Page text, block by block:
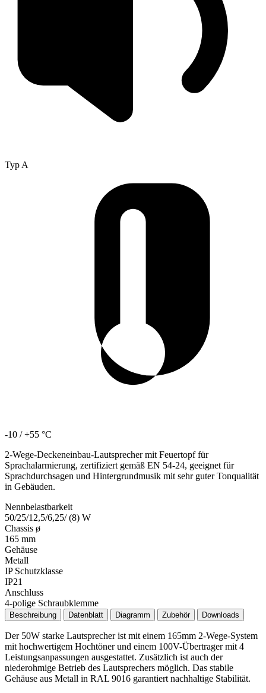
Typ A
-10 / +55 °C
2-Wege-Deckeneinbau-Lautsprecher mit Feuertopf für
Sprachalarmierung, zertifiziert gemäß EN 54-24, geeignet für
Sprachdurchsagen und Hintergrundmusik mit sehr guter Tonqualität
in Gebäuden.
Nennbelastbarkeit
50/25/12,5/6,25/ (8) W
Chassis ø
165 mm
Gehäuse
Metall
IP Schutzklasse
IP21
Anschluss
4-polige Schraubklemme
Beschreibung Datenblatt Diagramm Zubehör Downloads
Der 50W starke Lautsprecher ist mit einem 165mm 2-Wege-System
mit hochwertigem Hochtöner und einem 100V-Übertrager mit 4
Leistungsanpassungen ausgestattet. Zusätzlich ist auch der
niederohmige Betrieb des Lautsprechers möglich. Das stabile
Gehäuse aus Metall in RAL 9016 garantiert nachhaltige Stabilität.